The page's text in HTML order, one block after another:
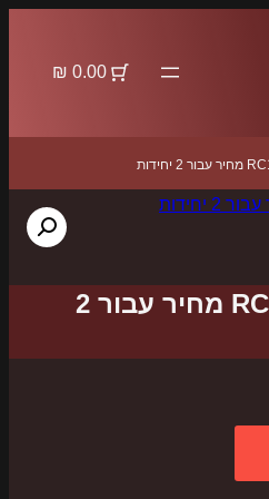
0.00 ₪
RC12-14 (12V14Ah) מחיר עבור 2